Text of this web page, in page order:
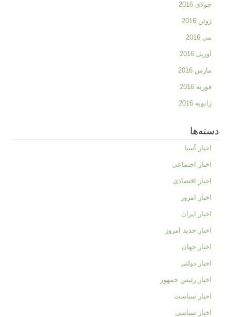
جولای 2016
ژوئن 2016
می 2016
آوریل 2016
مارس 2016
فوریه 2016
ژانویه 2016
دسته‌ها
اخبار آسیا
اخبار اجتماعی
اخبار اقتصادی
اخبار امروز
اخبار ایران
اخبار جدید امروز
اخبار جهان
اخبار دولتی
اخبار رئیس جمهور
اخبار سیاست
اخبار سیاسی